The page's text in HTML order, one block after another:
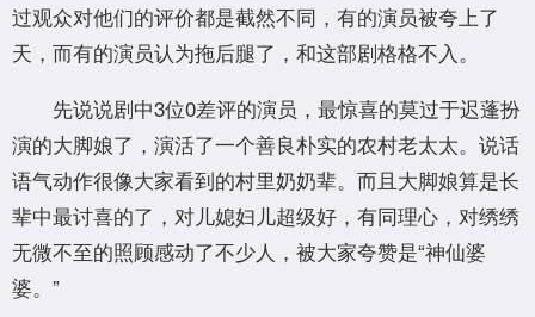
过观众对他们的评价都是截然不同，有的演员被夸上了
天，而有的演员认为拖后腿了，和这部剧格格不入。
先说说剧中3位0差评的演员，最惊喜的莫过于迟蓬扮
演的大脚娘了，演活了一个善良朴实的农村老太太。说话
语气动作很像大家看到的村里奶奶辈。而且大脚娘算是长
辈中最讨喜的了，对儿媳妇儿超级好，有同理心，对绣绣
无微不至的照顾感动了不少人，被大家夸赞是“神仙婆
婆。”